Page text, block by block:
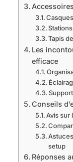
Tapis
Les
efficace
Conseils
Avis sur
setup
Réponses